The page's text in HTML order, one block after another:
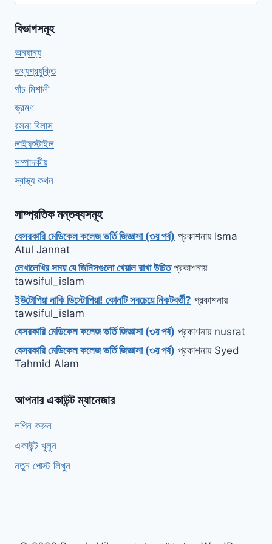
বিভাগসমূহ
অন্যান্য
তথ্যপ্রযুক্তি
পাঁচ মিশালী
ভ্রমণ
রসনা বিলাস
লাইফস্টাইল
সম্পাদকীয়
স্বাস্থ্য কথন
সাম্প্রতিক মন্তব্যসমূহ
বেসরকারি মেডিকেল কলেজ ভর্তি জিজ্ঞাসা (৩য় পর্ব) প্রকাশনায় Isma
Atul Jannat
লেখালেখির সময় যে জিনিসগুলো খেয়াল রাখা উচিতপ্রকাশনায়
tawsiful_islam
ইউটোপিয়া নাকি ডিস্টোপিয়া! কোনটি সবচেয়ে নিকটবর্তী? প্রকাশনায়
tawsiful_islam
বেসরকারি মেডিকেল কলেজ ভর্তি জিজ্ঞাসা (৩য় পর্ব) প্রকাশনায় nusrat
বেসরকারি মেডিকেল কলেজ ভর্তি জিজ্ঞাসা (৩য় পর্ব) প্রকাশনায় Syed
Tahmid Alam
আপনার একাউন্ট ম্যানেজার
লগিন করুন
একাউন্ট খুলুন
নতুন পোস্ট লিখুন